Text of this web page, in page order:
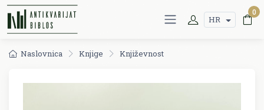
HR
0
Naslovnica Knjige Književnost